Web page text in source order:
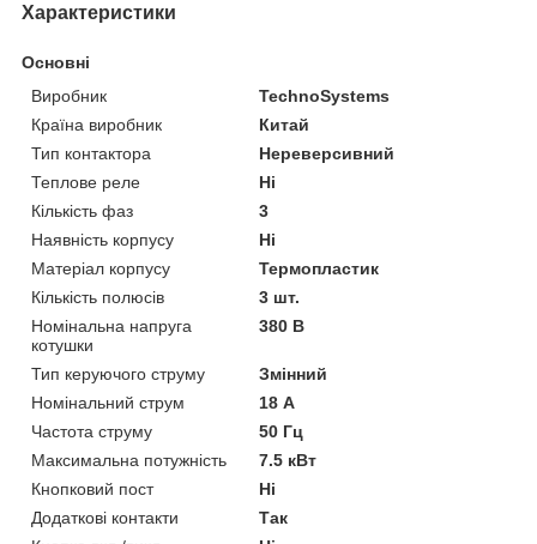
Характеристики
Основні
Виробник
TechnoSystems
Країна виробник
Китай
Тип контактора
Нереверсивний
Теплове реле
Ні
Кількість фаз
3
Наявність корпусу
Ні
Матеріал корпусу
Термопластик
Кількість полюсів
3 шт.
Номінальна напруга
котушки
380 В
Тип керуючого струму
Змінний
Номінальний струм
18 А
Частота струму
50 Гц
Максимальна потужність
7.5 кВт
Кнопковий пост
Ні
Додаткові контакти
Так